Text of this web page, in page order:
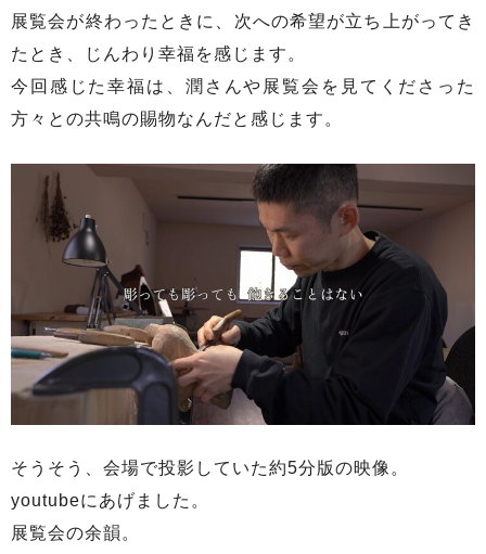
展覧会が終わったときに、次への希望が立ち上がってき
たとき、じんわり幸福を感じます。
今回感じた幸福は、潤さんや展覧会を見てくださった
方々との共鳴の賜物なんだと感じます。
そうそう、会場で投影していた約5分版の映像。
youtubeにあげました。
展覧会の余韻。